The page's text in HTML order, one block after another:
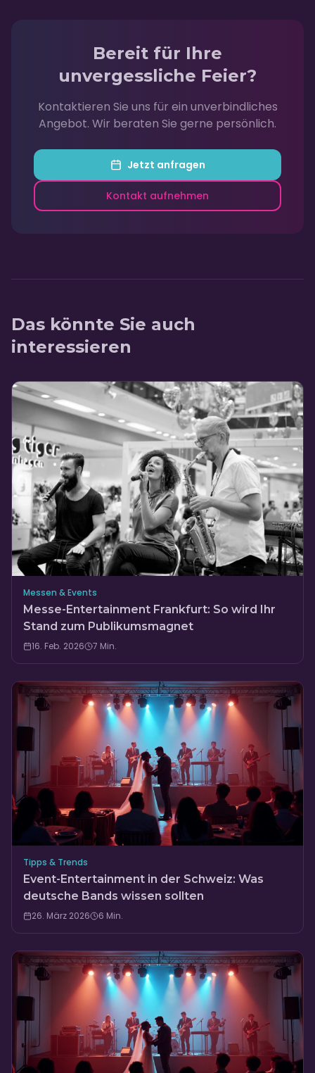
Bereit für Ihre
unvergessliche Feier?
Kontaktieren Sie uns für ein unverbindliches
Angebot. Wir beraten Sie gerne persönlich.
Jetzt anfragen
Kontakt aufnehmen
Das könnte Sie auch
interessieren
Messen & Events
Messe-Entertainment Frankfurt: So wird Ihr
Stand zum Publikumsmagnet
16. Feb. 2026 7 Min.
Tipps & Trends
Event-Entertainment in der Schweiz: Was
deutsche Bands wissen sollten
26. März 2026 6 Min.